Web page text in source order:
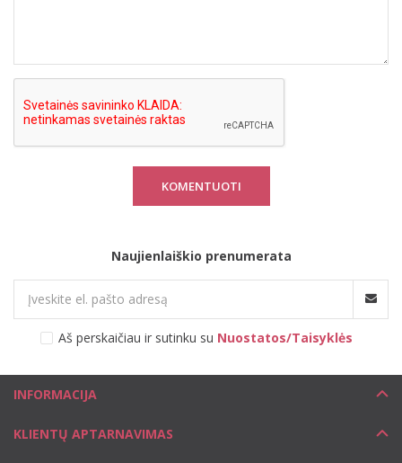
KOMENTUOTI
Naujienlaiškio prenumerata
Aš perskaičiau ir sutinku su Nuostatos/Taisyklės
INFORMACIJA
KLIENTŲ APTARNAVIMAS